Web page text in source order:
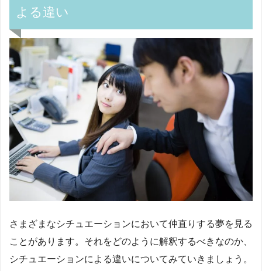
よる違い
さまざまなシチュエーションにおいて仲直りする夢を見る
ことがあります。それをどのように解釈するべきなのか、
シチュエーションによる違いについてみていきましょう。